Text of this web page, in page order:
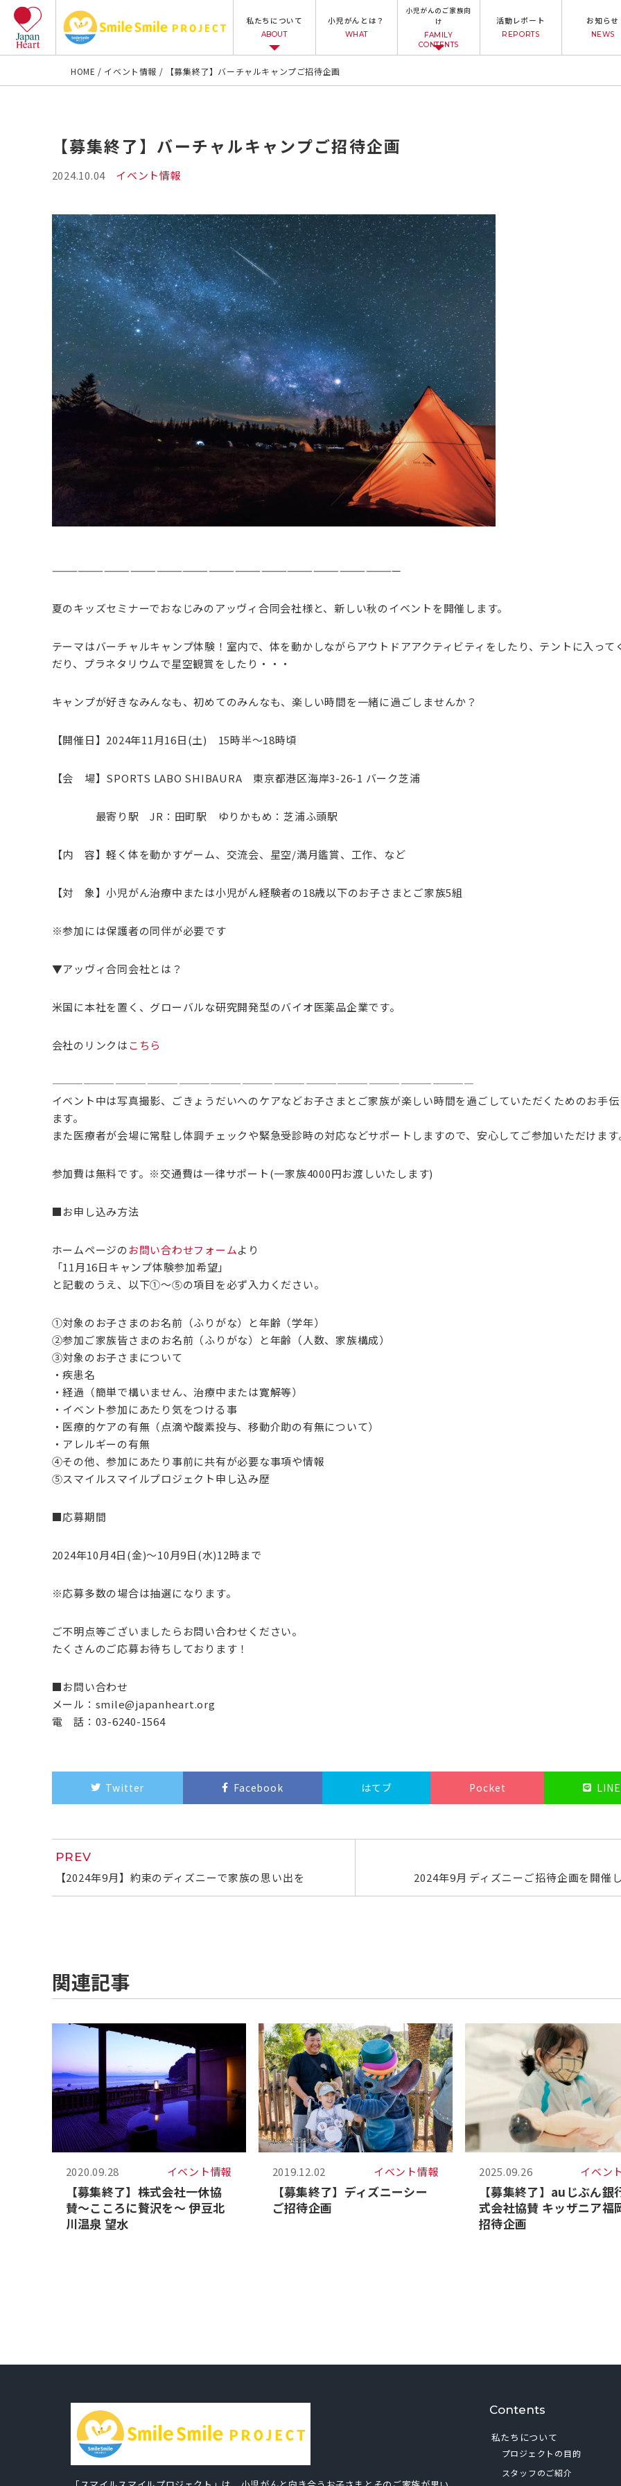
私たちについて
ABOUT
小児がんとは？
WHAT
小児がんのご家族向
け
FAMILY
CONTENTS
活動レポート
REPORTS
お知らせ
NEWS
HOME イベント情報 【募集終了】バーチャルキャンプご招待企画
【募集終了】バーチャルキャンプご招待企画
2024.10.04 イベント情報
————————————————————————————————————————
夏のキッズセミナーでおなじみのアッヴィ合同会社様と、新しい秋のイベントを開催します。
テーマはバーチャルキャンプ体験！室内で、体を動かしながらアウトドアアクティビティをしたり、テントに入って
だり、プラネタリウムで星空観賞をしたり・・・
キャンプが好きなみんなも、初めてのみんなも、楽しい時間を一緒に過ごしませんか？
【開催日】2024年11月16日(土) 15時半～18時頃
【会 場】SPORTS LABO SHIBAURA 東京都港区海岸3-26-1 バーク芝浦
最寄り駅 JR：田町駅 ゆりかもめ：芝浦ふ頭駅
【内 容】軽く体を動かすゲーム、交流会、星空/満月鑑賞、工作、など
【対 象】小児がん治療中または小児がん経験者の18歳以下のお子さまとご家族5組
※参加には保護者の同伴が必要です
▼アッヴィ合同会社とは？
米国に本社を置く、グローバルな研究開発型のバイオ医薬品企業です。
会社のリンクはこちら
————————————————————————————————————————
イベント中は写真撮影、ごきょうだいへのケアなどお子さまとご家族が楽しい時間を過ごしていただくためのお手
ます。
また医療者が会場に常駐し体調チェックや緊急受診時の対応などサポートしますので、安心してご参加いただけます
参加費は無料です。※交通費は一律サポート(一家族4000円お渡しいたします)
■お申し込み方法
ホームページのお問い合わせフォームより
「11月16日キャンプ体験参加希望」
と記載のうえ、以下①～⑤の項目を必ず入力ください。
①対象のお子さまのお名前（ふりがな）と年齢（学年）
②参加ご家族皆さまのお名前（ふりがな）と年齢（人数、家族構成）
③対象のお子さまについて
・疾患名
・経過（簡単で構いません、治療中または寛解等）
・イベント参加にあたり気をつける事
・医療的ケアの有無（点滴や酸素投与、移動介助の有無について）
・アレルギーの有無
④その他、参加にあたり事前に共有が必要な事項や情報
⑤スマイルスマイルプロジェクト申し込み歴
■応募期間
2024年10月4日(金)～10月9日(水)12時まで
※応募多数の場合は抽選になります。
ご不明点等ございましたらお問い合わせください。
たくさんのご応募お待ちしております！
■お問い合わせ
メール：smile@japanheart.org
電 話：03-6240-1564
Twitter Facebook はてブ Pocket LINE
PREV
【2024年9月】約束のディズニーで家族の思い出を 2024年9月 ディズニーご招待企画を開催
関連記事
2020.09.28 イベント情報
【募集終了】株式会社一休協
賛～こころに贅沢を～ 伊豆北
川温泉 望水
2019.12.02 イベント情報
【募集終了】ディズニーシー
ご招待企画
2025.09.26 イベン
【募集終了】auじぶん銀
式会社協賛 キッザニア福
招待企画
Contents
私たちについて
プロジェクトの目的
スタッフのご紹介